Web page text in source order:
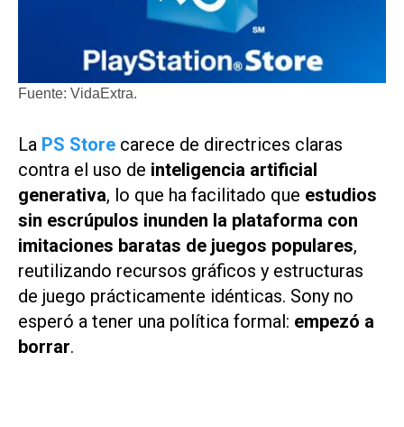
Fuente: VidaExtra.
La PS Store carece de directrices claras
contra el uso de inteligencia artificial
generativa, lo que ha facilitado que estudios
sin escrúpulos inunden la plataforma con
imitaciones baratas de juegos populares,
reutilizando recursos gráficos y estructuras
de juego prácticamente idénticas. Sony no
esperó a tener una política formal: empezó a
borrar.